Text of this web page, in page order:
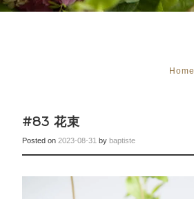
Home
#83 花束
Posted on2023-08-31 bybaptiste